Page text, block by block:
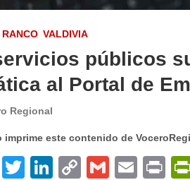
RANCO VALDIVIA
públicos
al Portal de
Regional
imprime este contenido de
F
T
Li
C
G
E
P